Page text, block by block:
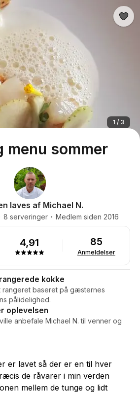
menu sommer
1 / 3
laves af Michael N.
8 serveringer Medlem siden 2016
4,91 85
Anmeldelser
kokke
rangeret baseret på gæsternes
pålidelighed.
oplevelsen
anbefale Michael N. til venner og
er lavet så der er en til hver
de råvarer i min verden
mellem de tunge og lidt